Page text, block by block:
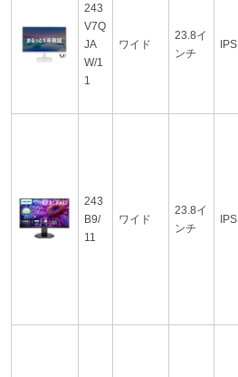
243
V7Q
JA
W/1
1
ワイド
23.8イ
ンチ
IPS
243
B9/
11
ワイド
23.8イ
ンチ
IPS